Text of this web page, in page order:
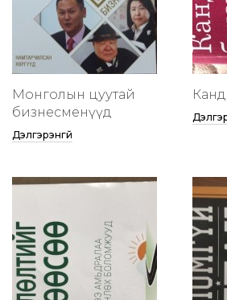
Монголын цуутай
бизнесменүүд
Дэлгэрэнгүй